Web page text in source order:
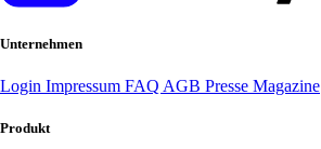
Unternehmen
Login Impressum FAQ AGB Presse Magazine
Produkt